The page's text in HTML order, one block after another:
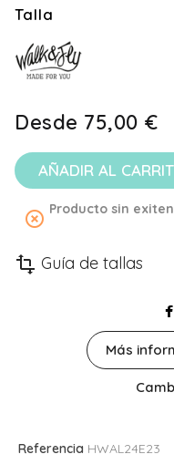
Talla
Desde 75,00 €
AÑADIR AL
highlight_off Producto sin
transform Guía de tallas
Más
Referencia HWAL24E23